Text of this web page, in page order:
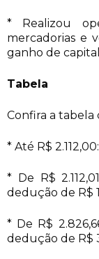
* Realizou
mercadorias e
ganho de
Tabela
Confira a tabela
* Até R$
* De R$
dedução de R$
* De R$
dedução de R$